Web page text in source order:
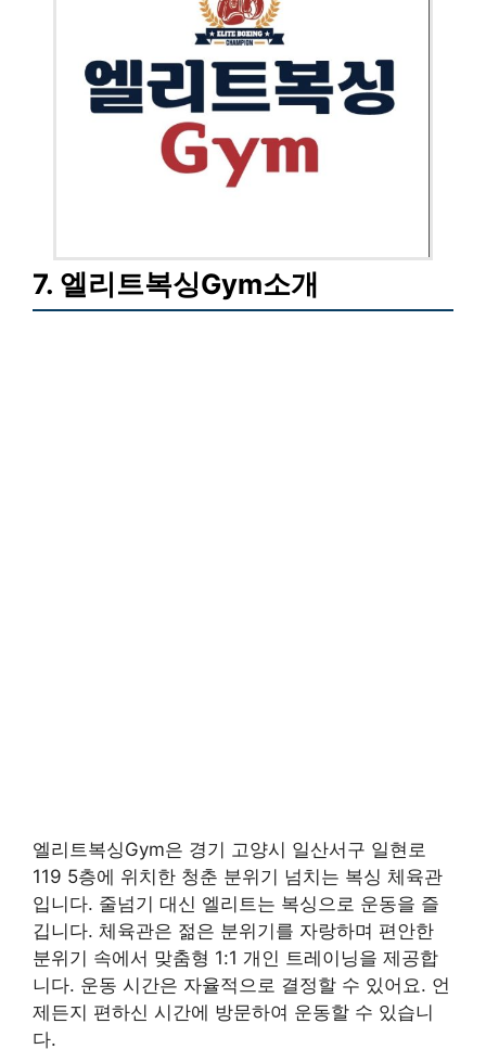
7. 엘리트복싱Gym소개
엘리트복싱Gym은 경기 고양시 일산서구 일현로
119 5층에 위치한 청춘 분위기 넘치는 복싱 체육관
입니다. 줄넘기 대신 엘리트는 복싱으로 운동을 즐
깁니다. 체육관은 젊은 분위기를 자랑하며 편안한
분위기 속에서 맞춤형 1:1 개인 트레이닝을 제공합
니다. 운동 시간은 자율적으로 결정할 수 있어요. 언
제든지 편하신 시간에 방문하여 운동할 수 있습니
다.